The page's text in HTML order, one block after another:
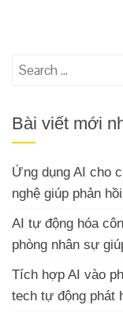
Search
Bài viết mới
Ứng dụng AI cho
nghệ giúp phản
AI tự động hóa
phòng nhân sự
Tích hợp AI vào
tech tự động phát